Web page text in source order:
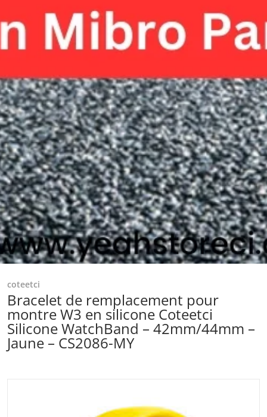
coteetci
Bracelet de remplacement pour
montre W3 en silicone Coteetci
Silicone WatchBand – 42mm/44mm –
Jaune – CS2086-MY